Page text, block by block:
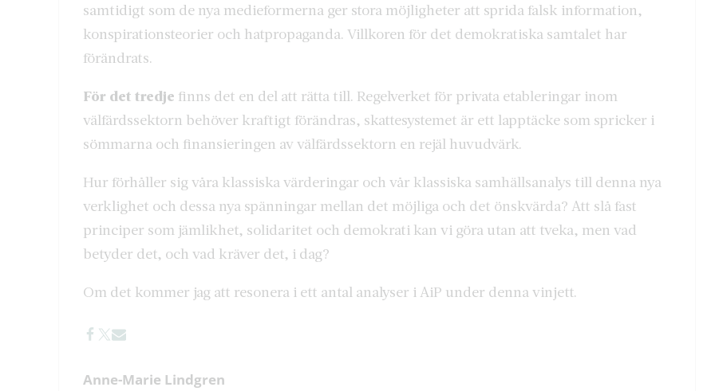
samtidigt som de nya medieformerna ger stora möjligheter att sprida falsk information,
konspirationsteorier och hatpropaganda. Villkoren för det demokratiska samtalet har
förändrats.
För det tredje finns det en del att rätta till. Regelverket för privata etableringar inom
välfärdssektorn behöver kraftigt förändras, skattesystemet är ett lapptäcke som spricker i
sömmarna och finansieringen av välfärdssektorn en rejäl huvudvärk.
Hur förhåller sig våra klassiska värderingar och vår klassiska samhällsanalys till denna nya
verklighet och dessa nya spänningar mellan det möjliga och det önskvärda? Att slå fast
principer som jämlikhet, solidaritet och demokrati kan vi göra utan att tveka, men vad
betyder det, och vad kräver det, i dag?
Om det kommer jag att resonera i ett antal analyser i AiP under denna vinjett.
Anne-Marie Lindgren